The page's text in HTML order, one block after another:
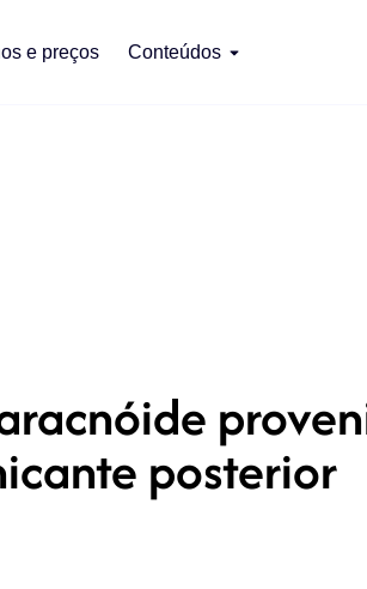
e preços Conteúdos
posterior